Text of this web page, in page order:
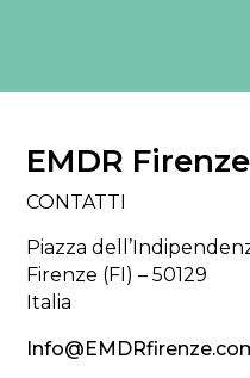
EMDR Firenze
CONTATTI
Piazza
Firenze (FI) – 50129
Italia